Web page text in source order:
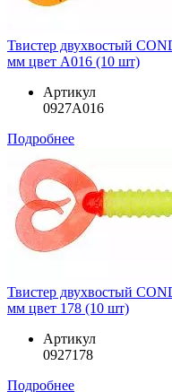
Твистер двухвостый
мм цвет A016 (10 шт)
Артикул
0927A016
Подробнее
Твистер двухвостый
мм цвет 178 (10 шт)
Артикул
0927178
Подробнее